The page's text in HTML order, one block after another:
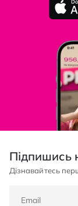
Підпишись
Дізнавайтесь